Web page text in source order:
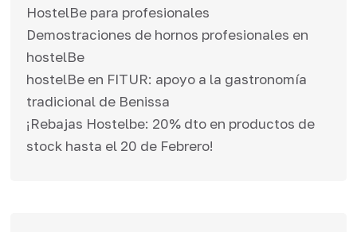
HostelBe para profesionales
Demostraciones de hornos profesionales en
hostelBe
hostelBe en FITUR: apoyo a la gastronomía
tradicional de Benissa
¡Rebajas Hostelbe: 20% dto en productos de
stock hasta el 20 de Febrero!